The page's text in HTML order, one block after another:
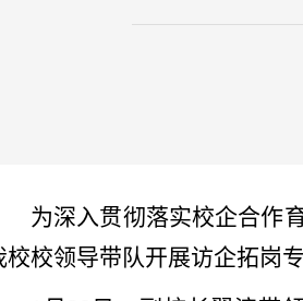
为深入贯彻落实校企合作
校校领导带队开展访企拓岗专